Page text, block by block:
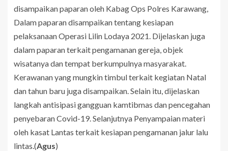
disampaikan paparan oleh Kabag Ops Polres Karawang,
Dalam paparan disampaikan tentang kesiapan
pelaksanaan Operasi Lilin Lodaya 2021. Dijelaskan juga
dalam paparan terkait pengamanan gereja, objek
wisatanya dan tempat berkumpulnya masyarakat.
Kerawanan yang mungkin timbul terkait kegiatan Natal
dan tahun baru juga disampaikan. Selain itu, dijelaskan
langkah antisipasi gangguan kamtibmas dan pencegahan
penyebaran Covid-19. Selanjutnya Penyampaian materi
oleh kasat Lantas terkait kesiapan pengamanan jalur lalu
lintas.(Agus)